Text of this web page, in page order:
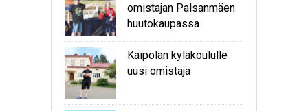
omistajan Palsanmäen
huutokaupassa
Kaipolan kyläkoululle
uusi omistaja